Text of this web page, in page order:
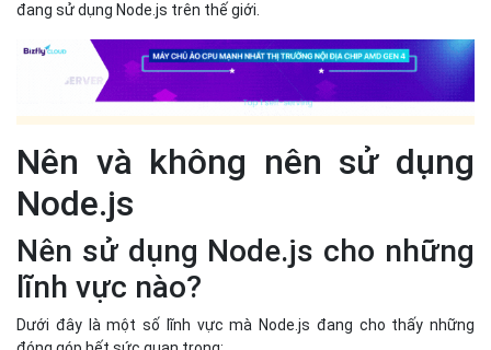
đang sử dụng Node.js trên thế giới.
Nên và không nên sử dụng
Node.js
Nên sử dụng Node.js cho những
lĩnh vực nào?
Dưới đây là một số lĩnh vực mà Node.js đang cho thấy những